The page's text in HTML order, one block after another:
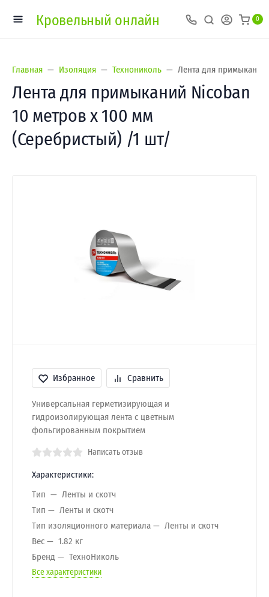
Кровельный онлайн 0
Главная Изоляция Технониколь Лента для
Лента для примыканий Nicoban
10 метров х 100 мм
(Серебристый) /1 шт/
Избранное Сравнить
Универсальная герметизирующая и
гидроизолирующая лента с цветным
фольгированным покрытием
Написать отзыв
Характеристики:
Тип
Ленты и скотч
Тип
Ленты и скотч
Тип изоляционного материала
Ленты и скотч
Вес
1.82 кг
Бренд
ТехноНиколь
Все характеристики